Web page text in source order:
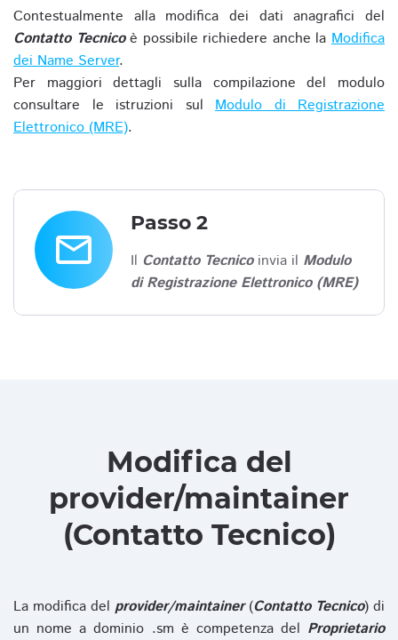
Contestualmente alla modifica dei dati anagrafici del
Contatto Tecnicoè possibile richiedere anche laModifica
dei Name Server.
Per maggiori dettagli sulla compilazione del modulo
consultare le istruzioni sul Modulo di Registrazione
Elettronico (MRE).
email
Passo 2
Il Contatto Tecnicoinvia il Modulo
di Registrazione Elettronico (MRE)
Modifica del
provider/maintainer
(Contatto Tecnico)
La modifica del provider/maintainer(Contatto Tecnico) di
un nome a dominio .sm è competenza del Proprietario